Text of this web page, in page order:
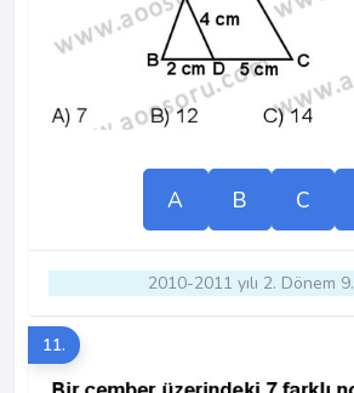
A B C
2010-2011 yılı 2. Dönem
11.